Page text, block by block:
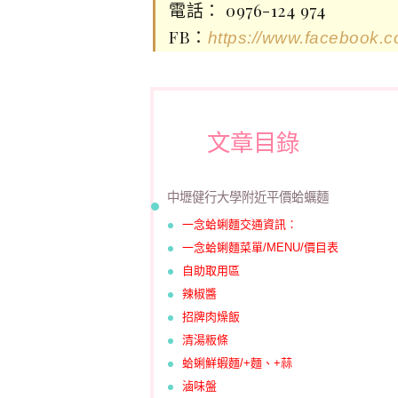
電話： 0976-124 974
FB： https://
文章目錄
中壢健行大學附近平價蛤蠣麵
一念蛤蜊麵交通資訊∶
一念蛤蜊麵菜單/MENU/價目表
自助取用區
辣椒醬
招牌肉燥飯
清湯粄條
蛤蜊鮮蝦麵/+麵、+蒜
滷味盤